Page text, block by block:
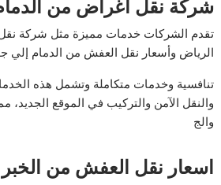
شركة نقل اغراض من
تقدم الشركات خدمات مميزة مثل شركة
الرياض وأسعار نقل العفش من الدمام إلي
تنافسية وخدمات متكاملة وتشمل هذه
والنقل الآمن والتركيب في الموقع الجديد،
والج
اسعار نقل العفش من